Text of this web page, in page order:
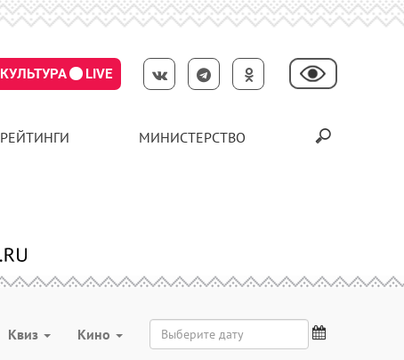
КУЛЬТУРА LIVE
РЕЙТИНГИ МИНИСТЕРСТВО
Квиз Кино